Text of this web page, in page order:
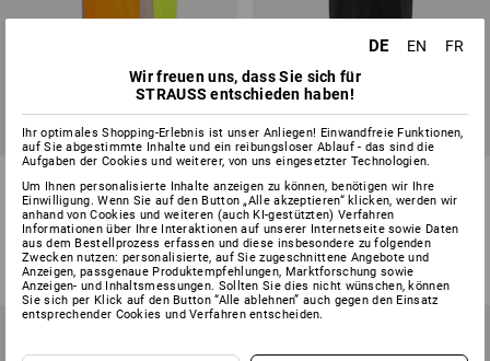
Warnschutz Funktions T-Shirt
e.s.motion 2020
2 Farben
ab 41,53 €
(m. MwSt.) ab 10 Stück
T-Shirt e.s.industry
8 Farben
ab 9,40 €
(m. MwSt.) ab 30 Stück
DE EN
FR
Wir freuen uns, dass Sie sich für
STRAUSS entschieden haben!
Ihr optimales Shopping-Erlebnis ist unser Anliegen! Einwandfreie Funktionen,
auf Sie abgestimmte Inhalte und ein reibungsloser Ablauf - das sind die
Aufgaben der Cookies und weiterer, von uns eingesetzter Technologien.
Um Ihnen personalisierte Inhalte anzeigen zu können, benötigen wir Ihre
Einwilligung. Wenn Sie auf den Button „Alle akzeptieren“ klicken, werden wir
anhand von Cookies und weiteren (auch KI-gestützten) Verfahren
Informationen über Ihre Interaktionen auf unserer Internetseite sowie Daten
aus dem Bestellprozess erfassen und diese insbesondere zu folgenden
Zwecken nutzen: personalisierte, auf Sie zugeschnittene Angebote und
Anzeigen, passgenaue Produktempfehlungen, Marktforschung sowie
Anzeigen- und Inhaltsmessungen. Sollten Sie dies nicht wünschen, können
Sie sich per Klick auf den Button “Alle ablehnen” auch gegen den Einsatz
entsprechender Cookies und Verfahren entscheiden.